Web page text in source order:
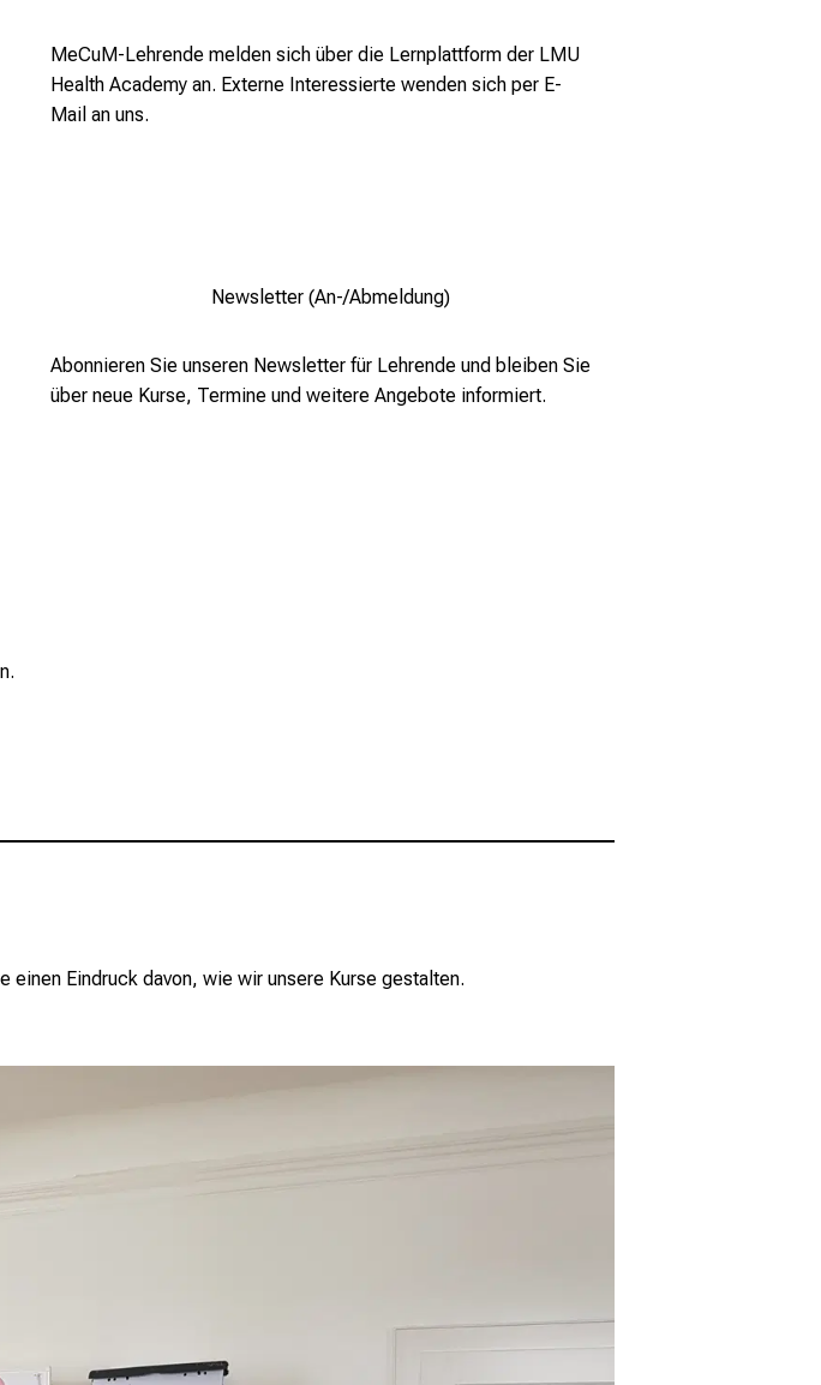
MeCuM-Lehrende melden sich über die Lernplattform der LMU
Health Academy an. Externe Interessierte wenden sich per E-
Mail an uns.
Newsletter (An-/Abmeldung)
Abonnieren Sie unseren Newsletter für Lehrende und bleiben Sie
über neue Kurse, Termine und weitere Angebote informiert.
einen Eindruck davon, wie wir unsere Kurse gestalten.